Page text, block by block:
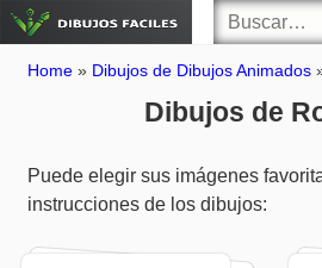
Home » Dibujos de Dibujos Animados
Dibujos de
Puede elegir sus imágenes
instrucciones de los dibujos: